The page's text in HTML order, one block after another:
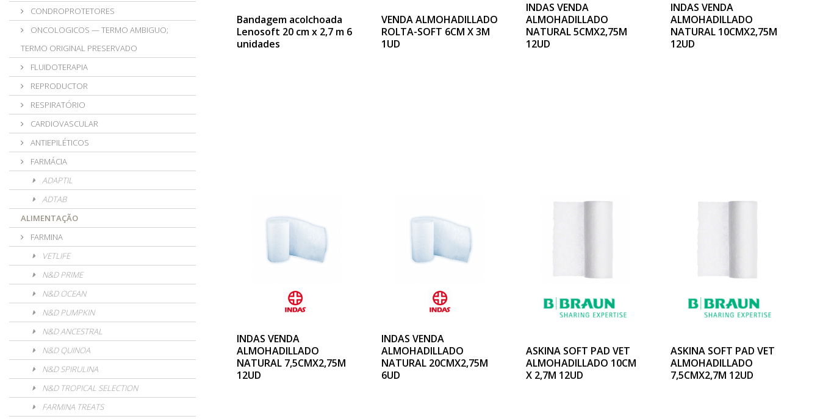
CONDROPROTETORES
ONCOLOGICOS — TERMO AMBIGUO;
TERMO ORIGINAL PRESERVADO
FLUIDOTERAPIA
REPRODUCTOR
RESPIRATÓRIO
CARDIOVASCULAR
ANTIEPILÉTICOS
FARMÁCIA
ADAPTIL
ADTAB
ALIMENTAÇÃO
FARMINA
VETLIFE
N&D PRIME
N&D OCEAN
N&D PUMPKIN
N&D ANCESTRAL
N&D QUINOA
N&D SPIRULINA
N&D TROPICAL SELECTION
FARMINA TREATS
Bandagem acolchoada
Lenosoft 20 cm x 2,7 m 6
unidades
VENDA ALMOHADILLADO
ROLTA-SOFT 6CM X 3M
1UD
INDAS VENDA
ALMOHADILLADO
NATURAL 5CMX2,75M
12UD
INDAS VENDA
ALMOHADILLADO
NATURAL 10CMX2,75M
12UD
INDAS VENDA
ALMOHADILLADO
NATURAL 7,5CMX2,75M
12UD
INDAS VENDA
ALMOHADILLADO
NATURAL 20CMX2,75M
6UD
ASKINA SOFT PAD VET
ALMOHADILLADO 10CM
X 2,7M 12UD
ASKINA SOFT PAD VET
ALMOHADILLADO
7,5CMX2,7M 12UD